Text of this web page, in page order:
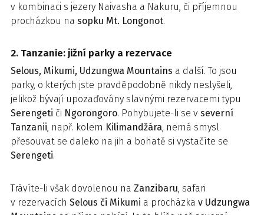
v kombinaci s jezery Naivasha a Nakuru, či příjemnou
procházkou na sopku Mt. Longonot.
2. Tanzanie: jižní parky a rezervace
Selous, Mikumi, Udzungwa Mountains a další. To jsou
parky, o kterých jste pravděpodobně nikdy neslyšeli,
jelikož bývají upozaďovány slavnými rezervacemi typu
Serengeti či Ngorongoro. Pohybujete-li se v severní
Tanzanii, např. kolem Kilimandžára, nemá smysl
přesouvat se daleko na jih a bohatě si vystačíte se
Serengeti.
Trávíte-li však dovolenou na Zanzibaru, safari
v rezervacích Selous či Mikumi a procházka v Udzungwa